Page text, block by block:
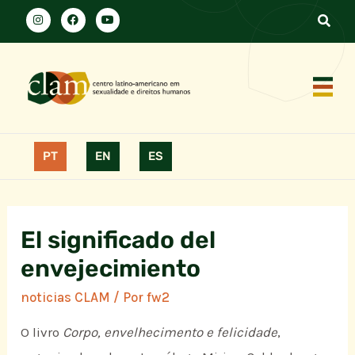
PT EN ES
El significado del
envejecimiento
noticias CLAM / Porfw2
O livro Corpo, envelhecimento e felicidade,